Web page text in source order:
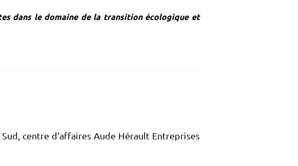
dans le domaine de la transition écologique et
centre d’affaires Aude Hérault Entreprises